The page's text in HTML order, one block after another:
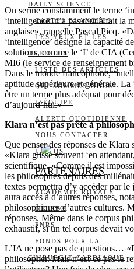
DAILY SCIENCE
CARTES BLANCHES
LES YEUX ET LES
OREILLES
LISTE DES ARTICLES
QUI SOMMES-NOUS?
L’ÉQUIPE
ALERTE QUOTIDIENNE
NOUS CONTACTER
I DS
PARTENAIRES
ACADÉMIE ROYALE
BELSPO
FNRS
FONDS POUR LA
CHIRURGIE CARDIAQUE
On serine constamment le terme
‘intelligence’ n’a pas tout à fait la
anglaise», rappelle Pascal Picq.
‘intelligence’ désigne la capacité
solutions, comme le ‘I’ de CIA
MI6 (le service de renseignement
Dans le monde francophone,
aptitude supérieure et générale.
être un terme plus adéquat pour
d’aujourd’hui.»
Klara n’est pas prête à
Que penser des réponses de
«Klara glisse souvent ‘en
scientifique. «Comme il est
les philosophes depuis des
textes permettra d’y accéder par
aura accès à d’autres réponses,
philosophiques d’autres cultures.
réponses. Même dans le corpus
exhaustif, si un tel corpus devait
L’IA ne pose pas de questions…
philosopher. Mais n’est-ce pas le